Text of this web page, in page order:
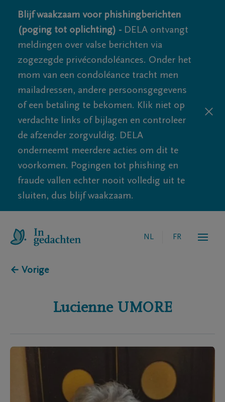
Blijf waakzaam voor phishingberichten
(poging tot oplichting) - DELA ontvangt
meldingen over valse berichten via
zogezegde privécondoléances. Onder het
mom van een condoléance tracht men
mailadressen, andere persoonsgegevens
of een betaling te bekomen. Klik niet op
verdachte links of bijlagen en controleer
de afzender zorgvuldig. DELA
onderneemt meerdere acties om dit te
voorkomen. Pogingen tot phishing en
fraude vallen echter nooit volledig uit te
sluiten, dus blijf waakzaam.
NL FR
← Vorige
Lucienne UMORE